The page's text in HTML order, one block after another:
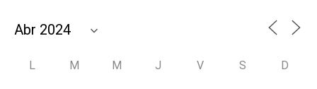
L M M J V S D